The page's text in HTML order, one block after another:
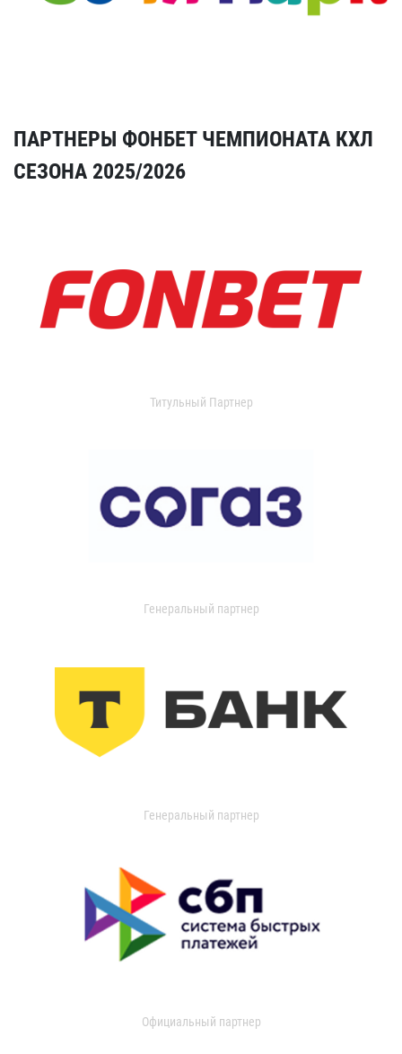
ПАРТНЕРЫ ФОНБЕТ ЧЕМПИОНАТА КХЛ
СЕЗОНА 2025/2026
Титульный Партнер
Генеральный партнер
Генеральный партнер
Официальный партнер